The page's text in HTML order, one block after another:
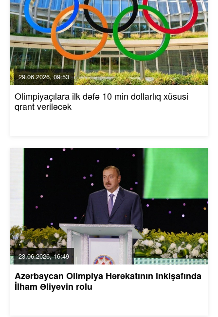
29.06.2026, 09:53
Olimpiyaçılara ilk dəfə 10 min dollarlıq xüsusi
qrant veriləcək
23.06.2026, 16:49
Azərbaycan Olimpiya Hərəkatının inkişafında
İlham Əliyevin rolu